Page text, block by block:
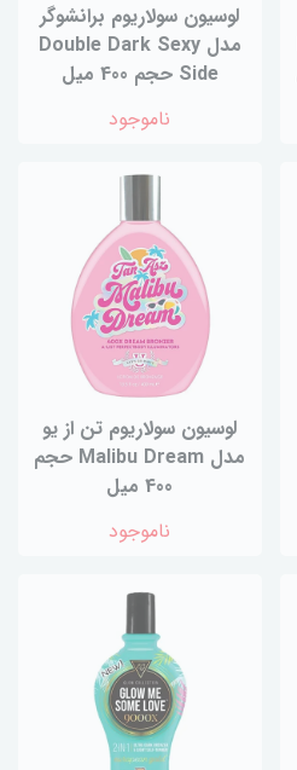
لوسیون سولاریوم برانشوگر
مدل Double Dark Sexy
Side حجم 400 میل
ناموجود
لوسیون سولاریوم تن از یو
مدل Malibu Dream حجم
400 میل
ناموجود